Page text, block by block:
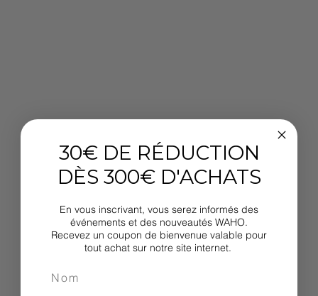
30€ DE RÉDUCTION
DÈS 300€ D'ACHATS
En vous inscrivant, vous serez informés des
événements et des nouveautés WAHO.
Recevez un coupon de bienvenue valable pour
tout achat sur notre site internet.